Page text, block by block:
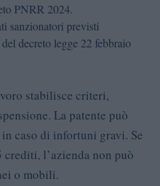
PNRR 2024.
sanzionatori previsti
decreto legge 22 febbraio
stabilisce criteri,
La patente può
in caso di infortuni gravi. Se
l’azienda non può
o mobili.